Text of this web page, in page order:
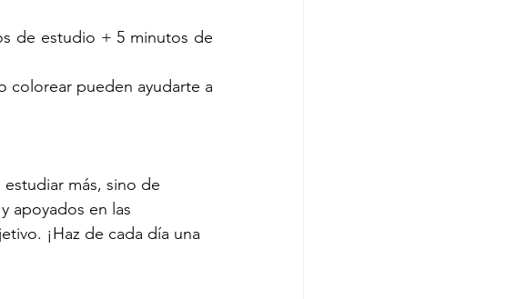
de estudio + 5 minutos de
colorear pueden ayudarte a
más, sino de
apoyados en las
¡Haz de cada día una